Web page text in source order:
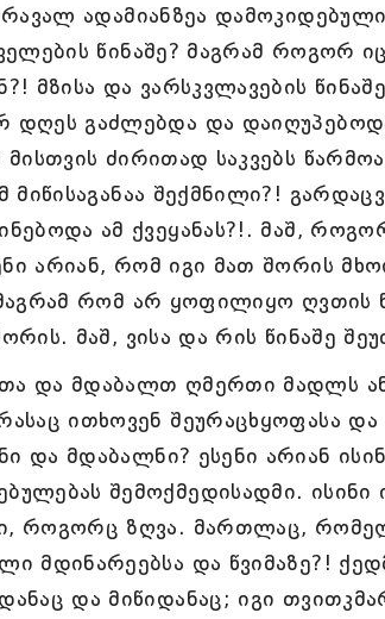
ადამიანზეა
წინაშე? მაგრამ როგორ
მზისა და ვარსკვლავების
გაძლებდა და
მისთვის ძირითად საკვებს
მიწისაგანაა შექმნილი?!
ამ ქვეყანას?!. მაშ,
არიან, რომ იგი მათ შორის
რომ არ ყოფილიყო ღვთის
მაშ, ვისა და რის წინაშე
და მდაბალთ ღმერთი მადლს
ითხოვენ შეურაცხყოფასა და
და მდაბალნი? ესენი არიან
შემოქმედისადმი. ისინი
როგორც ზღვა. მართლაც,
მდინარეებსა და წვიმაზე?!
და მიწიდანაც; იგი